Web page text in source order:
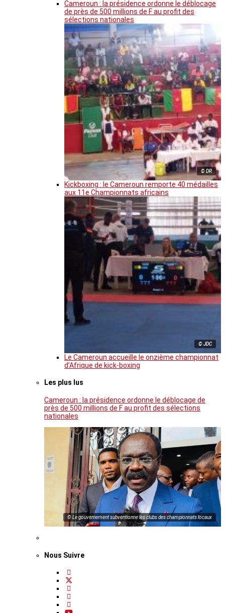
Cameroun : la présidence ordonne le déblocage
de près de 500 millions de F au profit des
sélections nationales
© DR
Kickboxing : le Cameroun remporte 40 médailles
aux 11e Championnats africains
© JDC
Le Cameroun accueille le onzième championnat
d’Afrique de kick-boxing
Les plus lus
Cameroun : la présidence ordonne le déblocage de
près de 500 millions de F au profit des sélections
nationales
© Le gouvernement subventionne les clubs des championnats locaux
Nous Suivre